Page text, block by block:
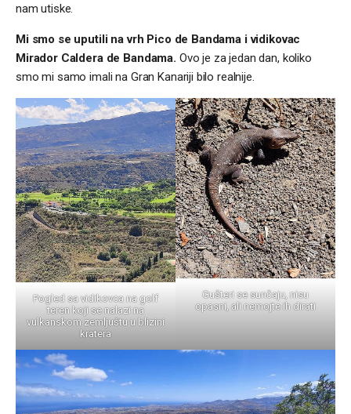
nam utiske.
Mi smo se uputili na vrh Pico de Bandama i vidikovac
Mirador Caldera de Bandama. Ovo je za jedan dan, koliko
smo mi samo imali na Gran Kanariji bilo realnije.
Pogled sa vidikovca na golf
teren koji se nalazi na
vulkanskom zemljuštu u blizini
kratera
Gušteri se sunčaju, nisu
opasni, ali nemojte ih dirati